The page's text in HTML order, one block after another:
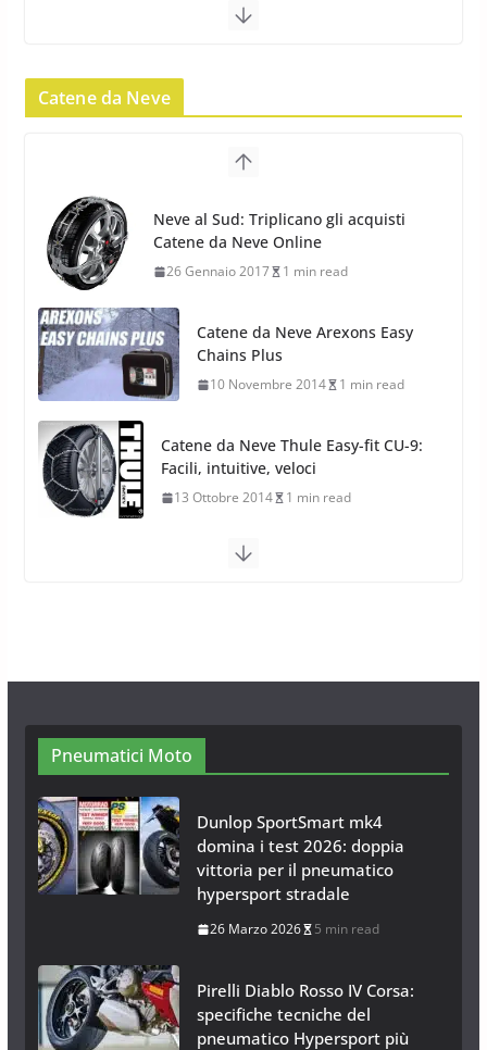
22 Novembre 2012
Pirelli Scorpion Winter 2: Nuovi
17 Febbraio 2022
Pirelli Scorpion All Season SF2:
Nuovi Pneumatici SUV 4
Stagioni 2022
Catene da Neve
Catene da Neve Arexons Easy
Chains Plus
10 Novembre 2014 1 min read
Catene da Neve Thule Easy-fit CU-9:
Facili, intuitive, veloci
13 Ottobre 2014 1 min read
Calze da Neve Arexocks by
Arexons
26 Ottobre 2013 1 min read
Calze da Neve per Auto 2025:
26 Gennaio 2017
Pneumatici Moto
Dunlop SportSmart mk4
domina i test 2026: doppia
vittoria per il pneumatico
hypersport stradale
26 Marzo 2026 5 min read
Pirelli Diablo Rosso IV Corsa:
specifiche tecniche del
pneumatico Hypersport più